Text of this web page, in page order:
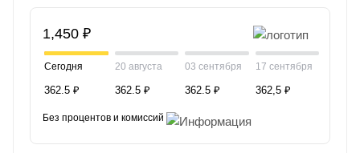
1,450 ₽
Сегодня
362.5 ₽
20 августа
362.5 ₽
03 сентября
362.5 ₽
17 сентября
362,5 ₽
Без процентов и комиссий